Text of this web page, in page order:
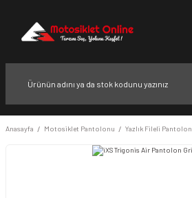
Anasayfa Motosiklet Pantolonu Yazlık Fileli Pantolon